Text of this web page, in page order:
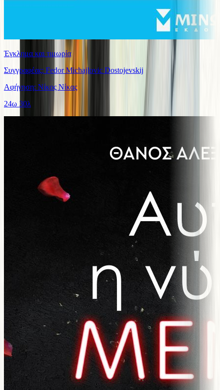
Έγκλημα και τιμωρία
Συγγραφέας: Fedor Michajlovic Dostojevskij
Αφήγηση: Νίκος Νίκας
24ω 30λ